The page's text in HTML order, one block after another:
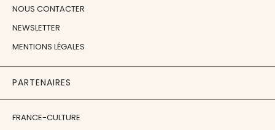
NOUS CONTACTER
NEWSLETTER
MENTIONS LÉGALES
PARTENAIRES
FRANCE-CULTURE